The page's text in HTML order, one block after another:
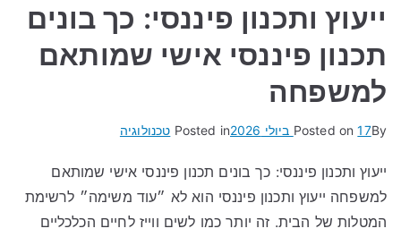
ייעוץ ותכנון פיננסי: כך בונים
תכנון פיננסי אישי שמותאם
למשפחה
By
Posted on17 ביולי 2026 Posted in טכנולוגיה
ייעוץ ותכנון פיננסי: כך בונים תכנון פיננסי אישי שמותאם
למשפחה ייעוץ ותכנון פיננסי הוא לא ״עוד משימה״ לרשימת
המטלות של הבית. זה יותר כמו לשים ווייז לחיים הכלכליים